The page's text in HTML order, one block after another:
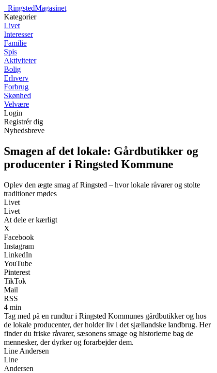
RingstedMagasinet
Kategorier
Livet
Interesser
Familie
Spis
Aktiviteter
Bolig
Erhverv
Forbrug
Skønhed
Velvære
Login
Registrér dig
Nyhedsbreve
Smagen af det lokale: Gårdbutikker og
producenter i Ringsted Kommune
Oplev den ægte smag af Ringsted – hvor lokale råvarer og stolte
traditioner mødes
Livet
Livet
At dele er kærligt
X
Facebook
Instagram
LinkedIn
YouTube
Pinterest
TikTok
Mail
RSS
4 min
Tag med på en rundtur i Ringsted Kommunes gårdbutikker og hos
de lokale producenter, der holder liv i det sjællandske landbrug. Her
finder du friske råvarer, sæsonens smage og historierne bag de
mennesker, der dyrker og forarbejder dem.
Line Andersen
Line
Andersen